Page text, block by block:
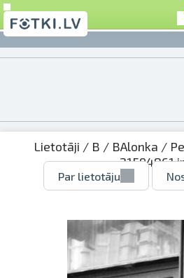
Lietotāji / B / BAlonka /
Par lietotāju